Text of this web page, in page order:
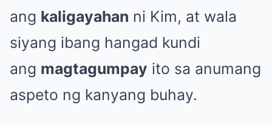
ang kaligayahan ni Kim, at wala
siyang ibang hangad kundi
ang magtagumpay ito sa anumang
aspeto ng kanyang buhay.